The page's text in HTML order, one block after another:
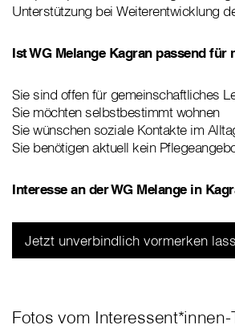
Unterstützung bei Weiterentwicklung
Ist WG Melange Kagran passend für
Sie sind offen für gemeinschaftliches
Sie möchten selbstbestimmt wohnen
Sie wünschen soziale Kontakte im
Sie benötigen aktuell kein
Interesse an der WG Melange in
Jetzt unverbindlich vormerken
Fotos vom